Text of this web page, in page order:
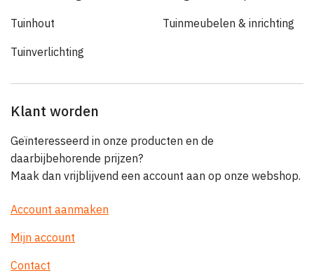
Tuinhout Tuinmeubelen & inrichting
Tuinverlichting
Klant worden
Geïnteresseerd in onze producten en de
daarbijbehorende prijzen?
Maak dan vrijblijvend een account aan op onze webshop.
Account aanmaken
Mijn account
Contact